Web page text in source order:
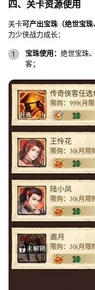
四、关卡资源使用
关卡可产出宝珠（绝世宝
力少侠战力成长：
宝珠使用： 绝世宝珠
客；